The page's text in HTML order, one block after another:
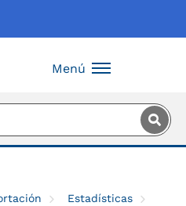
Menú
Estadísticas